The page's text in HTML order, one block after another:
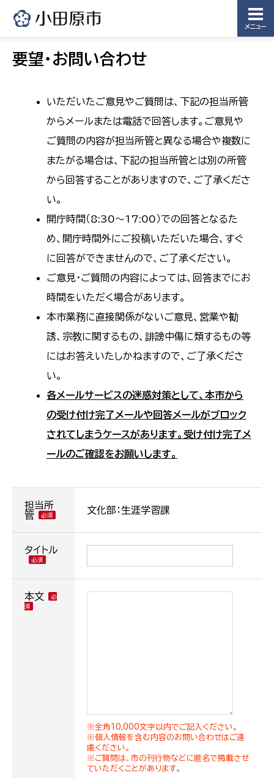
メニュー
要望・お問い合わせ
いただいたご意見やご質問は、下記の担当所管
からメールまたは電話で回答します。ご意見や
ご質問の内容が担当所管と異なる場合や複数に
またがる場合は、下記の担当所管とは別の所管
から回答することがありますので、ご了承くださ
い。
開庁時間（8:30〜17:00）での回答となるた
め、開庁時間外にご投稿いただいた場合、すぐ
に回答ができませんので、ご了承ください。
ご意見・ご質問の内容によっては、回答までにお
時間をいただく場合があります。
本市業務に直接関係がないご意見、営業や勧
誘、宗教に関するもの、誹謗中傷に類するもの等
にはお答えいたしかねますので、ご了承くださ
い。
各メールサービスの迷惑対策として、本市から
の受け付け完了メールや回答メールがブロック
されてしまうケースがあります。受け付け完了メ
ールのご確認をお願いします。
担当所
管
文化部：生涯学習課
タイトル
本文
※全角10,000文字以内でご記入ください。
※個人情報を含む内容のお問い合わせはご遠
慮ください。
※ご質問は、市の刊行物などに匿名で掲載させ
ていただくことがあります。